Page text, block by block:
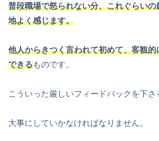
普段職場で怒られない分、これぐらい
地よく感じます。
他人からきつく言われて初めて、客観
できるものです。
こういった厳しいフィードバックを下さ
大事にしていかなければなりません。